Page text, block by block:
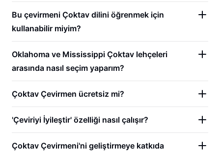
Bu çevirmeni Çoktav dilini öğrenmek için
kullanabilir miyim?
Oklahoma ve Mississippi Çoktav lehçeleri
arasında nasıl seçim yaparım?
Çoktav Çevirmen ücretsiz mi?
'Çeviriyi İyileştir' özelliği nasıl çalışır?
Çoktav Çevirmeni'ni geliştirmeye katkıda